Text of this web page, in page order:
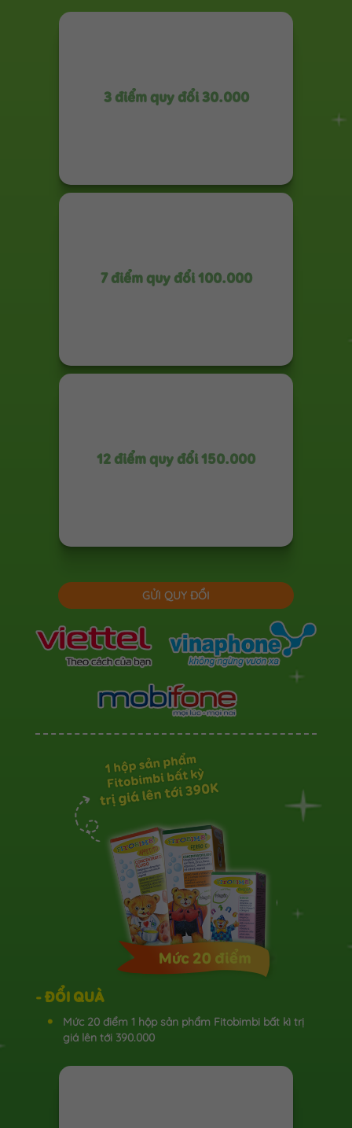
3 điểm quy đổi 30.000
7 điểm quy đổi 100.000
12 điểm quy đổi 150.000
GỬI QUY ĐỔI
- ĐỔI QUÀ
Mức 20 điểm 1 hộp sản phẩm Fitobimbi bất kì trị
giá lên tới 390.000